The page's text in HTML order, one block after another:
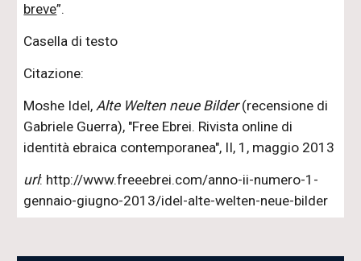
breve”.
Casella di testo
Citazione:
Moshe Idel,Alte Welten neue Bilder(recensione di
Gabriele Guerra), "Free Ebrei. Rivista online di
identità ebraica contemporanea", II, 1, maggio 2013
url: http://www.freeebrei.com/anno-ii-numero-1-
gennaio-giugno-2013/idel-alte-welten-neue-bilder